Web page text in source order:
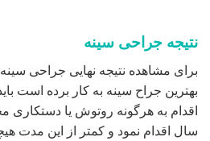
برای اینکه نتیجه خوب و ایده آلی کسب
مراقبتی را رعایت کنید و در صورت
حتماً به پزشک خودمراجعه کنید .
دقت داشته باشید که مصرف داروهای